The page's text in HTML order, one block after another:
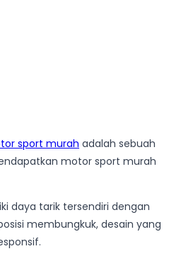
sport murah adalah sebuah
motor sport murah
daya tarik tersendiri dengan
membungkuk, desain yang